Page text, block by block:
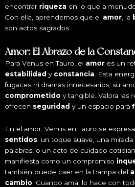
encontrar riqueza en lo que a
Con ella, aprendemos que el amor , la
son actos sagrados.
Amor: El Abrazo de la
Para Venus en Tauro, el amor es un
estabilidad y constancia . Esta
fugaces ni dramas innecesarios; su
comprometido y tangible. Valora las
ofrecen seguridad y un espacio para
En el amor, Venus en Tauro se
sentidos: un toque suave, una
palabras, o un acto de cuidado
manifiesta como un compromiso
también puede caer en la trampa del
cambio . Cuando ama, lo hace con